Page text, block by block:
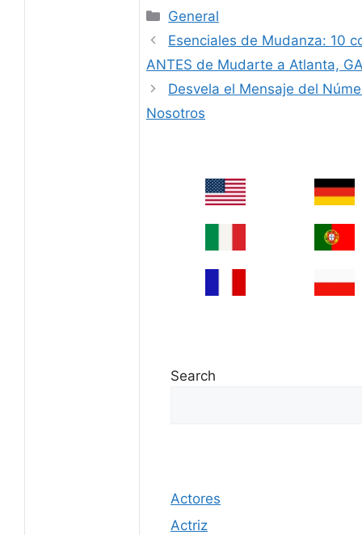
Categories
General
Esenciales de Mudanza: 10
ANTES de Mudarte a Atlanta,
Desvela el Mensaje del
Nosotros
Search
Actores
Actriz